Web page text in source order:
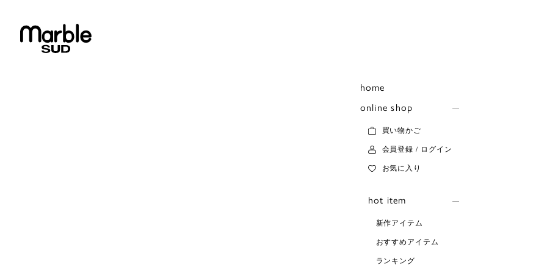
home
online shop
買い物かご
会員登録 / ログイン
お気に入り
hot item
新作アイテム
おすすめアイテム
ランキング